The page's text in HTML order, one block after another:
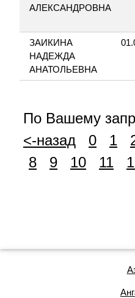
АЛЕКСАНДРОВНА
ЗАИКИНА
НАДЕЖДА
АНАТОЛЬЕВНА
По Вашему
<-назад
0 1
8
9 10 11